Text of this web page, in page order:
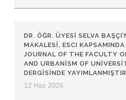
DR. ÖĞR. ÜYESI SELVA
MAKALESI, ESCI
JOURNAL OF THE FACULTY
AND URBANISM OF
DERGISINDE
12 Haz 2026